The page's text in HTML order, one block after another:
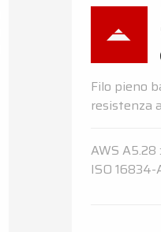
Filo pieno
resistenza
AWS A5.28 :
ISO 16834-